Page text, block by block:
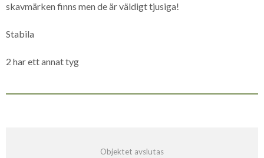
skavmärken finns men de är väldigt tjusiga!
Stabila
2 har ett annat tyg
Objektet avslutas